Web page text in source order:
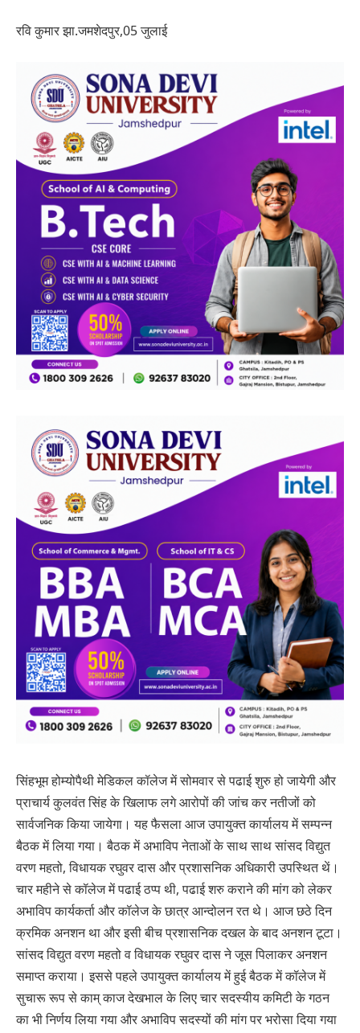
रवि कुमार झा.जमशेदपुर,05 जुलाई
सिंहभूम होम्योपैथी मेडिकल कॉलेज में सोमवार से पढाई शुरु हो जायेगी और
प्राचार्य कुलवंत सिंह के खिलाफ लगे आरोपों की जांच कर नतीजों को
सार्वजनिक किया जायेगा। यह फैसला आज उपायुक्त कार्यालय में सम्पन्न
बैठक में लिया गया। बैठक में अभाविप नेताओं के साथ साथ सांसद विद्युत
वरण महतो, विधायक रघुवर दास और प्रशासनिक अधिकारी उपस्थित थें।
चार महीने से कॉलेज में पढाई ठप्प थी, पढाई शरु कराने की मांग को लेकर
अभाविप कार्यकर्ता और कॉलेज के छात्र आन्दोलन रत थे। आज छठे दिन
क्रमिक अनशन था और इसी बीच प्रशासनिक दखल के बाद अनशन टूटा।
सांसद विद्युत वरण महतो व विधायक रघुवर दास ने जूस पिलाकर अनशन
समाप्त कराया। इससे पहले उपायुक्त कार्यालय में हुई बैठक में कॉलेज में
सुचारू रूप से काम् काज देखभाल के लिए चार सदस्यीय कमिटी के गठन
का भी निर्णय लिया गया और अभाविप सदस्यों की मांग पर भरोसा दिया गया